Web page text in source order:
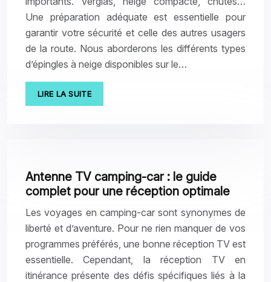
Une préparation adéquate est essentielle pour
garantir votre sécurité et celle des autres usagers
de la route. Nous aborderons les différents types
d’épingles à neige disponibles sur le…
LIRE LA SUITE
Antenne TV camping-car : le guide
complet pour une réception optimale
Les voyages en camping-car sont synonymes de
liberté et d’aventure. Pour ne rien manquer de vos
programmes préférés, une bonne réception TV est
essentielle. Cependant, la réception TV en
itinérance présente des défis spécifiques liés à la